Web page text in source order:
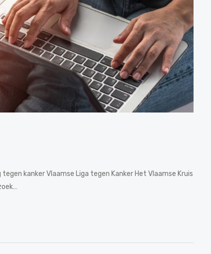
kanker Vlaamse Liga tegen Kanker Het Vlaamse Kruis